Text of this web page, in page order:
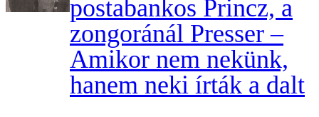
postabankos Princz, a
zongoránál Presser –
Amikor nem nekünk,
hanem neki írták a dalt